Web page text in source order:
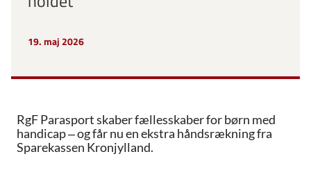
19. maj 2026
RgF Parasport skaber fællesskaber for børn med
handicap – og får nu en ekstra håndsrækning fra
Sparekassen Kronjylland.